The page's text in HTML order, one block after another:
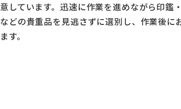
意しています。迅速に作業を進めながら印鑑
などの貴重品を見逃さずに選別し、作業後に
ます。